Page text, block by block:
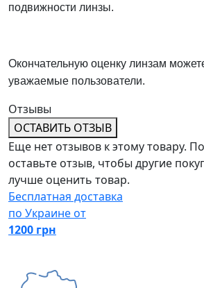
подвижности линзы.
Окончательную оценку линзам
уважаемые пользователи.
Отзывы
ОСТАВИТЬ ОТЗЫВ
Еще нет отзывов к этому товару.
оставьте отзыв, чтобы другие
лучше оценить товар.
Бесплатная доставка
по Украине от
1200 грн